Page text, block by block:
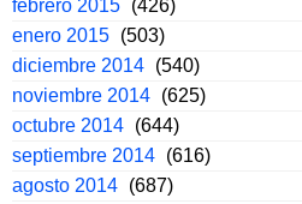
febrero 2015 (426)
enero 2015 (503)
diciembre 2014 (540)
noviembre 2014 (625)
octubre 2014 (644)
septiembre 2014 (616)
agosto 2014 (687)